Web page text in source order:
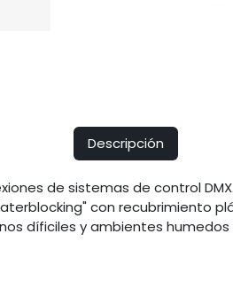
Descripción
de sistemas de control
con recubrimiento
díficiles y ambientes